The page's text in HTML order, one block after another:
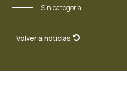
Sin categoría
Volver a noticias